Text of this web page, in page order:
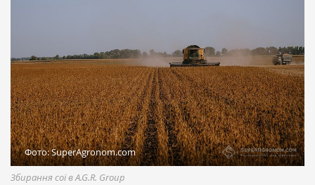
Фото: SuperAgronom.com
Збирання сої в A.G.R. Group